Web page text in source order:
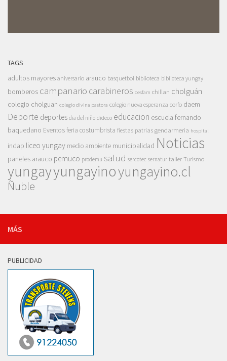
TAGS
adultos mayores aniversario arauco basquetbol biblioteca biblioteca yungay
bomberos campanario carabineros cesfam chillan cholguán
colegio cholguan colegio divina pastora colegio nueva esperanza corfo daem
Deporte deportes dia del niño dideco educacion escuela fernando
baquedano Eventosferia costumbrista fiestas patrias gendarmeria hospital
indap liceo yungay medio ambiente municipalidad Noticias
paneles arauco pemuco prodemu salud sercotec sernatur taller Turismo
yungayyungayinoyungayino.cl
Ñuble
MÁS
PUBLICIDAD